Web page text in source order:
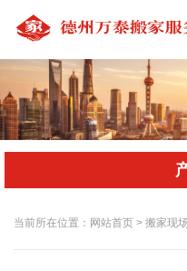
当前所在位置：网站首页 > 搬家现